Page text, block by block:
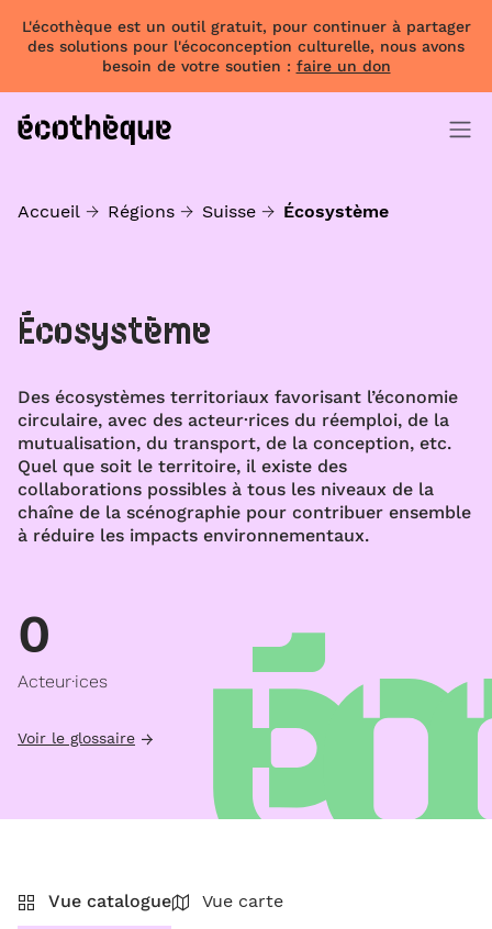
L'écothèque est un outil gratuit, pour continuer à partager
des solutions pour l'écoconception culturelle, nous avons
besoin de votre soutien : faire un don
Accueil Régions Suisse Écosystème
Écosystème
Des écosystèmes territoriaux favorisant l’économie
circulaire, avec des acteur·rices du réemploi, de la
mutualisation, du transport, de la conception, etc.
Quel que soit le territoire, il existe des
collaborations possibles à tous les niveaux de la
chaîne de la scénographie pour contribuer ensemble
à réduire les impacts environnementaux.
0
Acteur·ices
Voir le glossaire
Vue catalogue
Vue carte